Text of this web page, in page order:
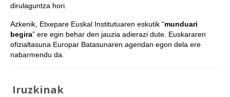
dirulaguntza hori.
Azkenik, Etxepare Euskal Institutuaren eskutik “munduari
begira” ere egin behar den jauzia adierazi dute. Euskararen
ofizialtasuna Europar Batasunaren agendan egon dela ere
nabarmendu da.
Iruzkinak